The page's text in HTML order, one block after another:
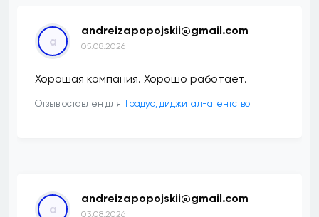
a
andreizapopojskii@gmail.com
05.08.2026
Хорошая компания. Хорошо работает.
Отзыв оставлен для: ​Градус, диджитал-агентство
a
andreizapopojskii@gmail.com
03.08.2026